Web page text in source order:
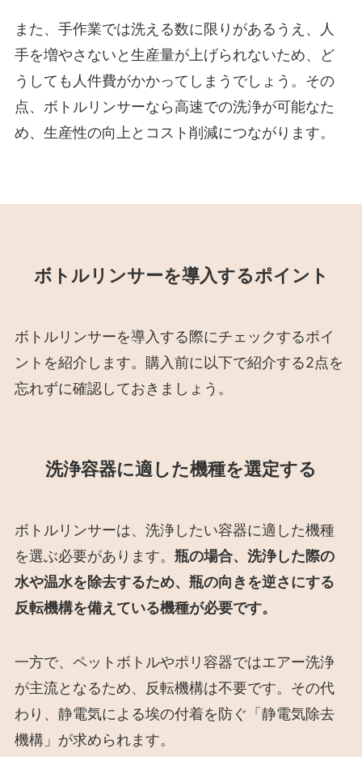
また、手作業では洗える数に限りがあるうえ、人
手を増やさないと生産量が上げられないため、ど
うしても人件費がかかってしまうでしょう。その
点、ボトルリンサーなら高速での洗浄が可能なた
め、生産性の向上とコスト削減につながります。
ボトルリンサーを導入するポイント
ボトルリンサーを導入する際にチェックするポイ
ントを紹介します。購入前に以下で紹介する2点を
忘れずに確認しておきましょう。
洗浄容器に適した機種を選定する
ボトルリンサーは、洗浄したい容器に適した機種
を選ぶ必要があります。 瓶の場合、洗浄した際の
水や温水を除去するため、瓶の向きを逆さにする
反転機構を備えている機種が必要です。
一方で、ペットボトルやポリ容器ではエアー洗浄
が主流となるため、反転機構は不要です。その代
わり、静電気による埃の付着を防ぐ「静電気除去
機構」が求められます。